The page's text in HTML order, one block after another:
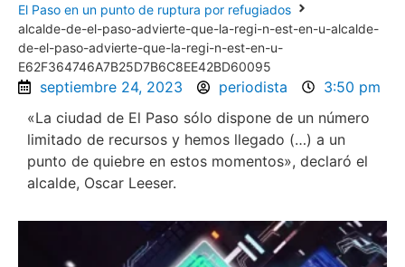
El Paso en un punto de ruptura por refugiados
alcalde-de-el-paso-advierte-que-la-regi-n-est-en-u-alcalde-
de-el-paso-advierte-que-la-regi-n-est-en-u-
E62F364746A7B25D7B6C8EE42BD60095
septiembre 24, 2023 periodista
3:50 pm
«La ciudad de El Paso sólo dispone de un número
limitado de recursos y hemos llegado (…) a un
punto de quiebre en estos momentos», declaró el
alcalde, Oscar Leeser.